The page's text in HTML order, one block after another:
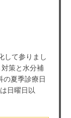
して参りまし
策と水分補
の夏季診療日
日曜日以